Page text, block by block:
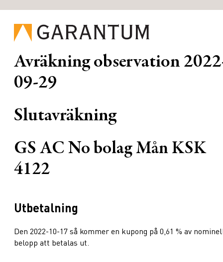
Avräkning observation
09-29
Slutavräkning
GS AC No bolag Mån KSK
4122
Utbetalning
Den 2022-10-17 så kommer en kupong på 0,61 % av
belopp att betalas ut.